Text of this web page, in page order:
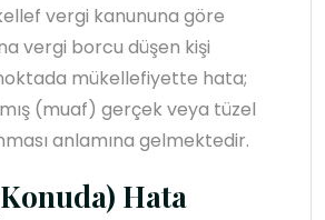
vergi kanununa göre
vergi borcu düşen kişi
mükellefiyette hata;
(muaf) gerçek veya tüzel
anlamına gelmektedir.
Hata